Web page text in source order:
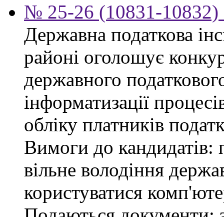
№ 25-26 (10831-10832)
Державна податкова
районі оголошує
державного
інформатизації
обліку платників
Вимоги до кандидатів:
вільне володіння
користуватися